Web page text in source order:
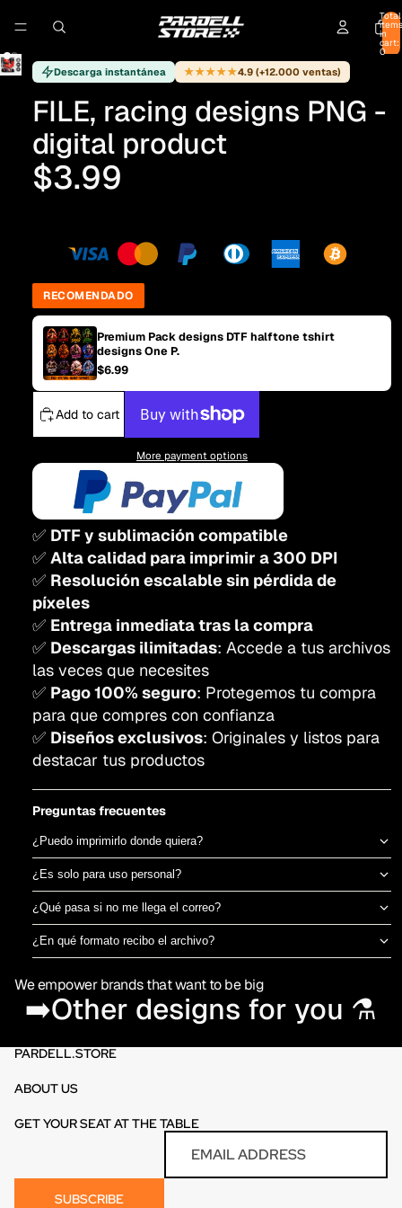
Total
items
in
cart:
0
Descarga instantánea ★★★★★4.9 (+12.000 ventas)
FILE, racing designs PNG -
digital product
$3.99
RECOMENDADO
Premium Pack designs DTF halftone tshirt
designs One P.
$6.99
Add to cart
More payment options
✅ DTF y sublimación compatible
✅ Alta calidad para imprimir a 300 DPI
✅ Resolución escalable sin pérdida de
píxeles
✅ Entrega inmediata tras la compra
✅ Descargas ilimitadas: Accede a tus archivos
las veces que necesites
✅ Pago 100% seguro: Protegemos tu compra
para que compres con confianza
✅ Diseños exclusivos: Originales y listos para
destacar tus productos
Preguntas frecuentes
¿Puedo imprimirlo donde quiera?
Sí, el archivo es tuyo para imprimir en el taller de DTF o sublimación
que prefieras. No estamos ligados a una imprenta específica.
¿Es solo para uso personal?
Puedes usarlo para camisetas propias o para vender productos
físicos ya impresos. No está permitido revender o redistribuir el
archivo digital en sí.
¿Qué pasa si no me llega el correo?
Revisa spam o promociones primero. Si aún así no aparece en 30
minutos, escríbenos por el chat de la tienda y te lo reenviamos al
¿En qué formato recibo el archivo?
directamente en DTF o sublimación.
We empower brands that want to be big
➡️Other designs for you ⚗️
PARDELL.STORE
ABOUT US
GET YOUR SEAT AT THE TABLE
SUBSCRIBE
Refund policy
Terms of service